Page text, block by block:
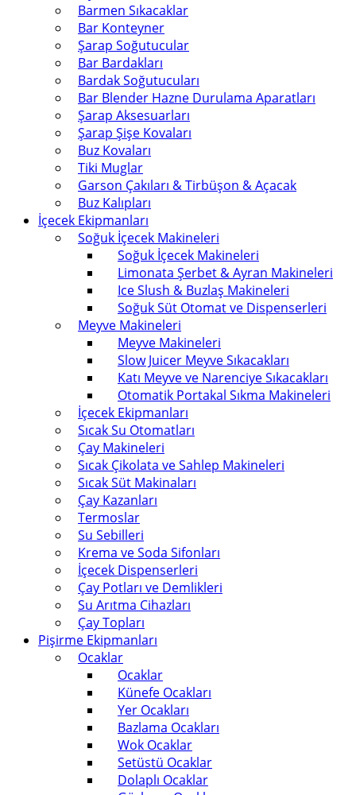
Barmen Sıkacaklar
Bar Konteyner
Şarap Soğutucular
Bar Bardakları
Bardak Soğutucuları
Bar Blender Hazne Durulama Aparatları
Şarap Aksesuarları
Şarap Şişe Kovaları
Buz Kovaları
Tiki Muglar
Garson Çakıları & Tirbüşon & Açacak
Buz Kalıpları
İçecek Ekipmanları
Soğuk İçecek Makineleri
Soğuk İçecek Makineleri
Limonata Şerbet & Ayran Makineleri
Ice Slush & Buzlaş Makineleri
Soğuk Süt Otomat ve Dispenserleri
Meyve Makineleri
Meyve Makineleri
Slow Juicer Meyve Sıkacakları
Katı Meyve ve Narenciye Sıkacakları
Otomatik Portakal Sıkma Makineleri
İçecek Ekipmanları
Sıcak Su Otomatları
Çay Makineleri
Sıcak Çikolata ve Sahlep Makineleri
Sıcak Süt Makinaları
Çay Kazanları
Termoslar
Su Sebilleri
Krema ve Soda Sifonları
İçecek Dispenserleri
Çay Potları ve Demlikleri
Su Arıtma Cihazları
Çay Topları
Pişirme Ekipmanları
Ocaklar
Ocaklar
Künefe Ocakları
Yer Ocakları
Bazlama Ocakları
Wok Ocaklar
Setüstü Ocaklar
Dolaplı Ocaklar